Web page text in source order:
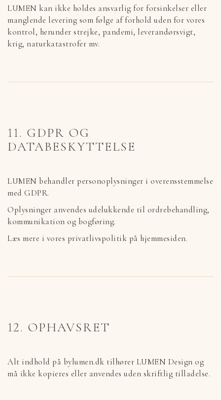
LUMEN kan ikke holdes ansvarlig for forsinkelser eller
manglende levering som følge af forhold uden for vores
kontrol, herunder strejke, pandemi, leverandørsvigt,
krig, naturkatastrofer mv.
11. GDPR OG
DATABESKYTTELSE
LUMEN behandler personoplysninger i overensstemmelse
med GDPR.
Oplysninger anvendes udelukkende til ordrebehandling,
kommunikation og bogføring.
Læs mere i vores privatlivspolitik på hjemmesiden.
12. OPHAVSRET
Alt indhold på bylumen.dk tilhører LUMEN Design og
må ikke kopieres eller anvendes uden skriftlig tilladelse.